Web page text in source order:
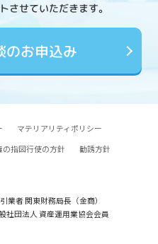
させていただきます。
のお申込み
マテリアリティポリシー
の指図行使の方針
勧誘方針
業者 関東財務局長（金商）
社団法人 資産運用業協会会員